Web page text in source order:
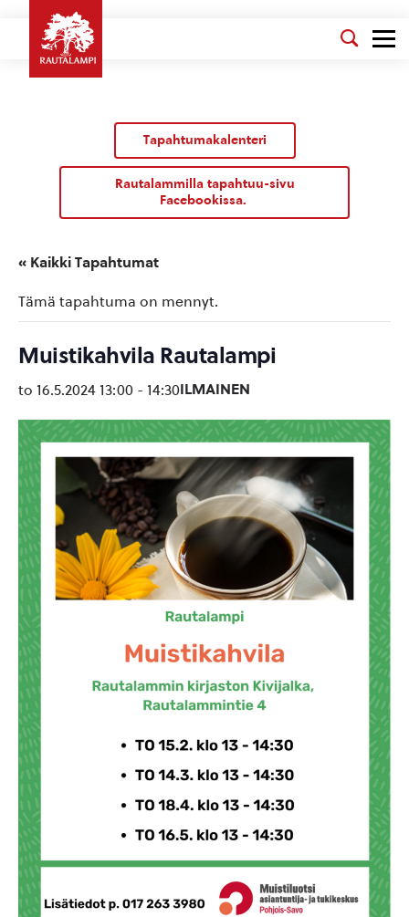
Tapahtumakalenteri
Rautalammilla tapahtuu-sivu
Facebookissa.
« Kaikki Tapahtumat
Tämä tapahtuma on mennyt.
Muistikahvila Rautalampi
to 16.5.2024 13:00 - 14:30ILMAINEN